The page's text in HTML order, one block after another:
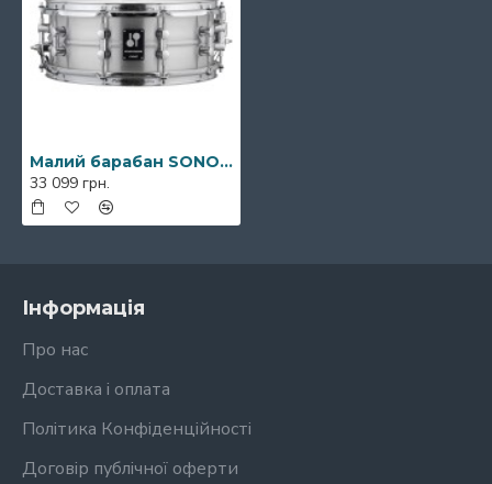
Малий барабан SONOR Kompressor Snare Drum Aluminium 14 x 5,75"
33 099 грн.
Інформація
Про нас
Доставка і оплата
Політика Конфіденційності
Договір публічної оферти